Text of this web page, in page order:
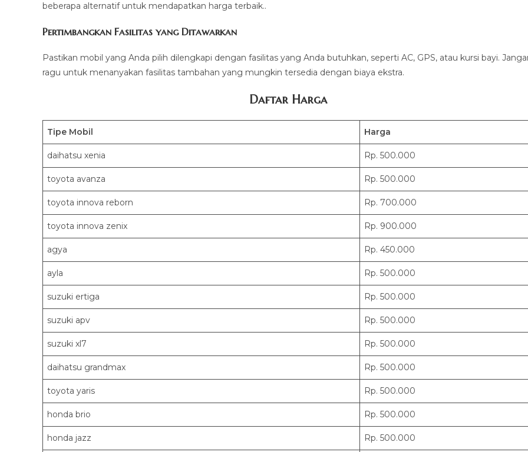
beberapa alternatif untuk mendapatkan harga terbaik..
Pertimbangkan Fasilitas yang Ditawarkan
Pastikan mobil yang Anda pilih dilengkapi dengan fasilitas yang Anda butuhkan, seperti AC, GPS, atau kursi bayi.
ragu untuk menanyakan fasilitas tambahan yang mungkin tersedia dengan biaya ekstra.
Daftar Harga
Tipe Mobil Harga
daihatsu xenia Rp. 500.000
toyota avanza Rp. 500.000
toyota innova reborn Rp. 700.000
toyota innova zenix Rp. 900.000
agya Rp. 450.000
ayla Rp. 500.000
suzuki ertiga Rp. 500.000
suzuki apv Rp. 500.000
suzuki xl7 Rp. 500.000
daihatsu grandmax Rp. 500.000
toyota yaris Rp. 500.000
honda brio Rp. 500.000
honda jazz Rp. 500.000